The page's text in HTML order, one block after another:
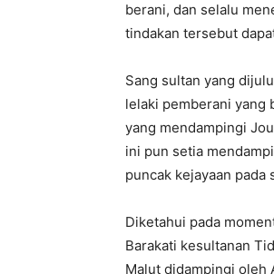
berani, dan selalu
tindakan tersebut
Sang sultan yang
lelaki pemberani yang
yang mendampingi
ini pun setia
puncak kejayaan pada
Diketahui pada
Barakati kesultanan
Malut didampingi oleh